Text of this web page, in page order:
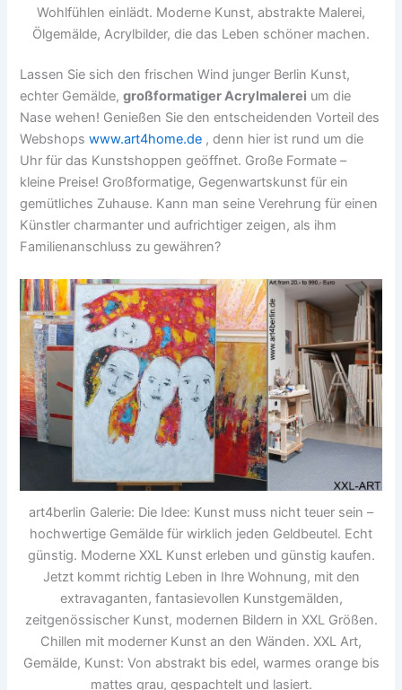
Wohlfühlen einlädt. Moderne Kunst, abstrakte Malerei,
Ölgemälde, Acrylbilder, die das Leben schöner machen.
Lassen Sie sich den frischen Wind junger Berlin Kunst,
echter Gemälde,großformatiger Acrylmalerei um die
Nase wehen! Genießen Sie den entscheidenden Vorteil des
Webshopswww.art4home.de , denn hier ist rund um die
Uhr für das Kunstshoppen geöffnet. Große Formate –
kleine Preise! Großformatige, Gegenwartskunst für ein
gemütliches Zuhause. Kann man seine Verehrung für einen
Künstler charmanter und aufrichtiger zeigen, als ihm
Familienanschluss zu gewähren?
art4berlin Galerie: Die Idee: Kunst muss nicht teuer sein –
hochwertige Gemälde für wirklich jeden Geldbeutel. Echt
günstig. Moderne XXL Kunst erleben und günstig kaufen.
Jetzt kommt richtig Leben in Ihre Wohnung, mit den
extravaganten, fantasievollen Kunstgemälden,
zeitgenössischer Kunst, modernen Bildern in XXL Größen.
Chillen mit moderner Kunst an den Wänden. XXL Art,
Gemälde, Kunst: Von abstrakt bis edel, warmes orange bis
mattes grau, gespachtelt und lasiert.